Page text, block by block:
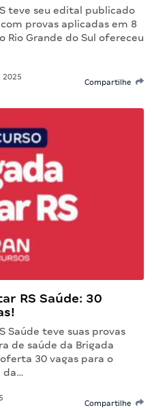
teve seu edital publicado
provas aplicadas em 8
Rio Grande do Sul ofereceu
2025
Compartilhe
RS Saúde: 30
Saúde teve suas provas
de saúde da Brigada
30 vagas para o
da…
Compartilhe